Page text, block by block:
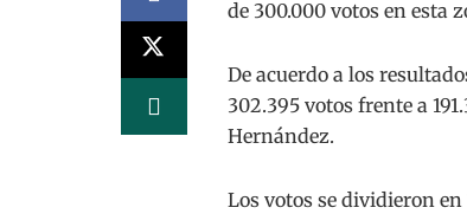
de 300.000 votos en esta
De acuerdo a los
302.395 votos frente a
Hernández.
Los votos se dividieron